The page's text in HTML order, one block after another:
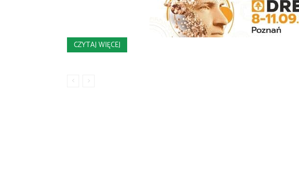
CZYTAJ WIĘCEJ